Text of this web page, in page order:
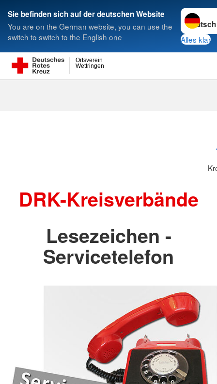
Sie befinden sich auf der deutschen Website
You are on the German website, you can use the
switch to switch to the English one
Sprache
Alles klar
Wettringen
Ortsverein
Suche
DRK-Kreisverbände
Lesezeichen -
Servicetelefon